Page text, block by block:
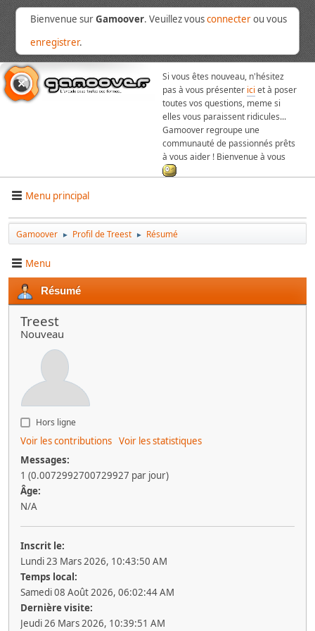
Bienvenue surGamoover. Veuillez vousconnecterou vous
enregistrer.
Si vous êtes nouveau, n'hésitez
pas à vous présenter ici et à poser
toutes vos questions, meme si
elles vous paraissent ridicules...
Gamoover regroupe une
communauté de passionnés prêts
à vous aider ! Bienvenue à vous
Menu principal
Gamoover ► Profil de Treest ► Résumé
Menu
Résumé
Treest
Nouveau
Hors ligne
Voir les contributions Voir les statistiques
Messages:
1 (0.0072992700729927 par jour)
Âge:
N/A
Inscrit le:
Lundi 23 Mars 2026, 10:43:50 AM
Temps local:
Samedi 08 Août 2026, 06:02:44 AM
Dernière visite:
Jeudi 26 Mars 2026, 10:39:51 AM